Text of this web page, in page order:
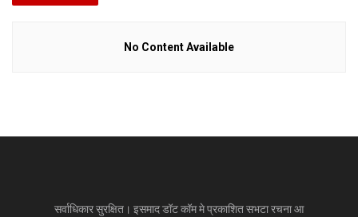
No Content Available
सर्वाधिकार सुरक्षित। इसमाद डॉट कॉम मे प्रकाशित सभटा रचना आ